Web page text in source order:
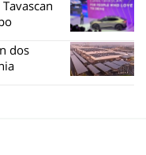
dos